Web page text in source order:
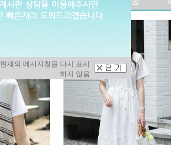
현재의 메시지창을 다시 표시
하지 않음